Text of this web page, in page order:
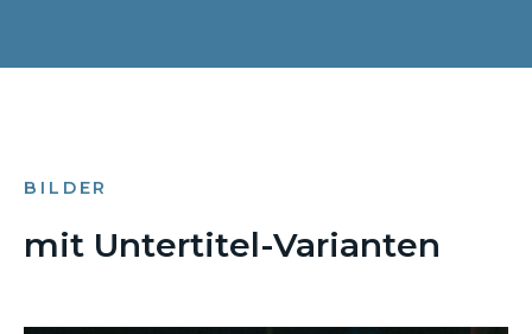
BILDER
mit Untertitel-Varianten